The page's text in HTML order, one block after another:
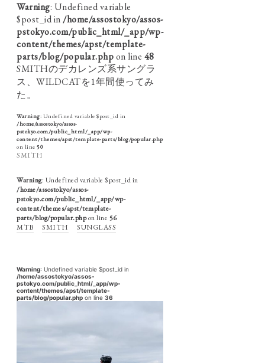
Warning: Undefined variable
$post_id in/home/assostokyo/assos-
pstokyo.com/public_html/_app/wp-
content/themes/apst/template-
parts/blog/popular.phpon line 48
SMITHのデカレンズ系サングラ
ス、WILDCATを1年間使ってみ
た。
Warning: Undefined variable $post_id in
/home/assostokyo/assos-
pstokyo.com/public_html/_app/wp-
content/themes/apst/template-parts/blog/popular.php
on line 50
SMITH
Warning: Undefined variable $post_id in
/home/assostokyo/assos-
pstokyo.com/public_html/_app/wp-
content/themes/apst/template-
parts/blog/popular.phpon line 56
MTB
SMITH SUNGLASS
Warning: Undefined variable $post_id in
/home/assostokyo/assos-
pstokyo.com/public_html/_app/wp-
content/themes/apst/template-
parts/blog/popular.php on line 36